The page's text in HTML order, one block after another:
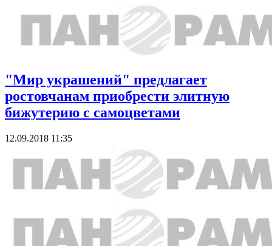
"Мир украшений" предлагает
ростовчанам приобрести элитную
бижутерию с самоцветами
12.09.2018 11:35